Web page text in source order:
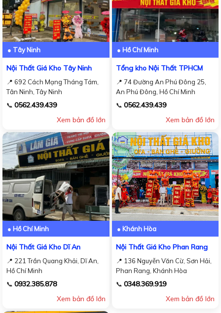
● Tây Ninh
Nội Thất Giá Kho Tây Ninh
📍 692 Cách Mạng Tháng Tám,
Tân Ninh, Tây Ninh
📞 0562.439.439
Xem bản đồ lớn
● Hồ Chí Minh
Tổng kho Nội Thất TPHCM
📍 74 Đường An Phú Đông 25,
An Phú Đông, Hồ Chí Minh
📞 0562.439.439
Xem bản đồ lớn
● Hồ Chí Minh
Nội Thất Giá Kho Dĩ An
📍 221 Trần Quang Khải, Dĩ An,
Hồ Chí Minh
📞 0932.385.878
Xem bản đồ lớn
● Khánh Hòa
Nội Thất Giá Kho Phan Rang
📍 136 Nguyễn Văn Cừ, Sơn Hải,
Phan Rang, Khánh Hòa
📞 0348.369.919
Xem bản đồ lớn